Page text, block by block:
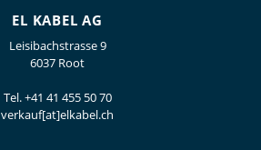
EL KABEL AG
Leisibachstrasse 9
6037 Root
Tel.+41 41 455 50 70
verkauf[at]elkabel.ch